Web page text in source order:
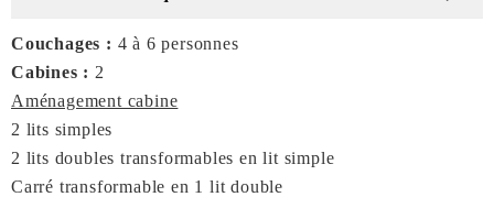
Couchages : 4 à 6 personnes
Cabines : 2
Aménagement cabine
2 lits simples
2 lits doubles transformables en lit simple
Carré transformable en 1 lit double